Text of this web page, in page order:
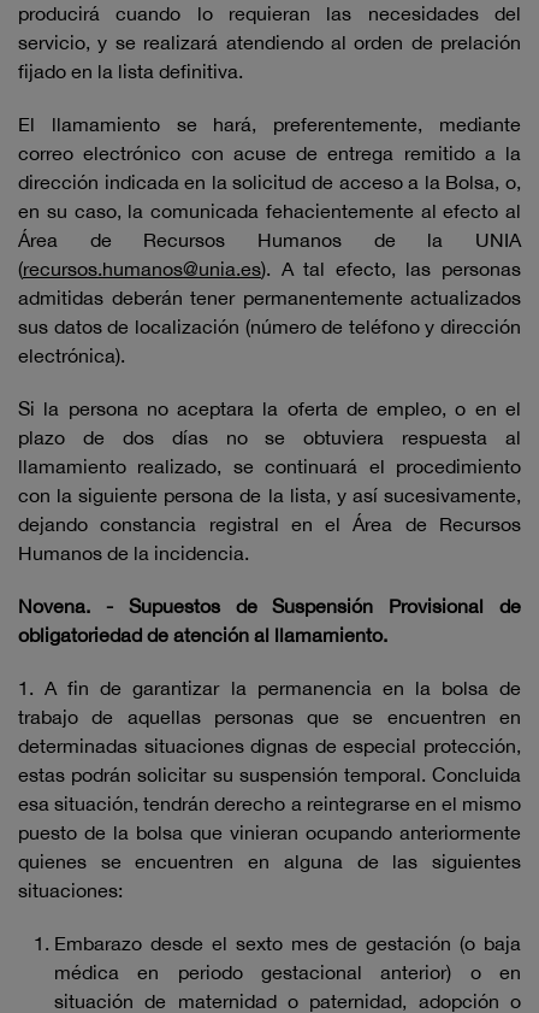
producirá cuando lo requieran las necesidades del
servicio, y se realizará atendiendo al orden de prelación
fijado en la lista definitiva.
El llamamiento se hará, preferentemente, mediante
correo electrónico con acuse de entrega remitido a la
dirección indicada en la solicitud de acceso a la Bolsa, o,
en su caso, la comunicada fehacientemente al efecto al
Área de Recursos Humanos de la UNIA
(recursos.humanos@unia.es). A tal efecto, las personas
admitidas deberán tener permanentemente actualizados
sus datos de localización (número de teléfono y dirección
electrónica).
Si la persona no aceptara la oferta de empleo, o en el
plazo de dos días no se obtuviera respuesta al
llamamiento realizado, se continuará el procedimiento
con la siguiente persona de la lista, y así sucesivamente,
dejando constancia registral en el Área de Recursos
Humanos de la incidencia.
Novena. - Supuestos de Suspensión Provisional de
obligatoriedad de atención al llamamiento.
1. A fin de garantizar la permanencia en la bolsa de
trabajo de aquellas personas que se encuentren en
determinadas situaciones dignas de especial protección,
estas podrán solicitar su suspensión temporal. Concluida
esa situación, tendrán derecho a reintegrarse en el mismo
puesto de la bolsa que vinieran ocupando anteriormente
quienes se encuentren en alguna de las siguientes
situaciones:
Embarazo desde el sexto mes de gestación (o baja
médica en periodo gestacional anterior) o en
situación de maternidad o paternidad, adopción o